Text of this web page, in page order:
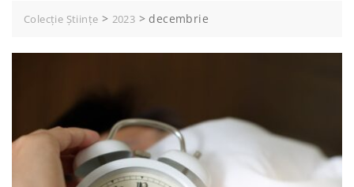
Colecție Științe > 2023 > decembrie